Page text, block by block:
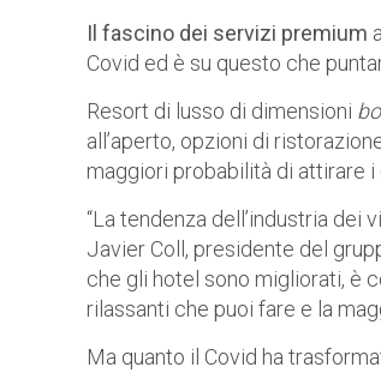
Il fascino dei servizi premium
Covid ed è su questo che
Resort di lusso di dimensioni
all’aperto, opzioni di
maggiori probabilità di attirare i
“La tendenza dell’industria dei
Javier Coll, presidente del
che gli hotel sono migliorati, è
rilassanti che puoi fare e la
Ma quanto il Covid ha